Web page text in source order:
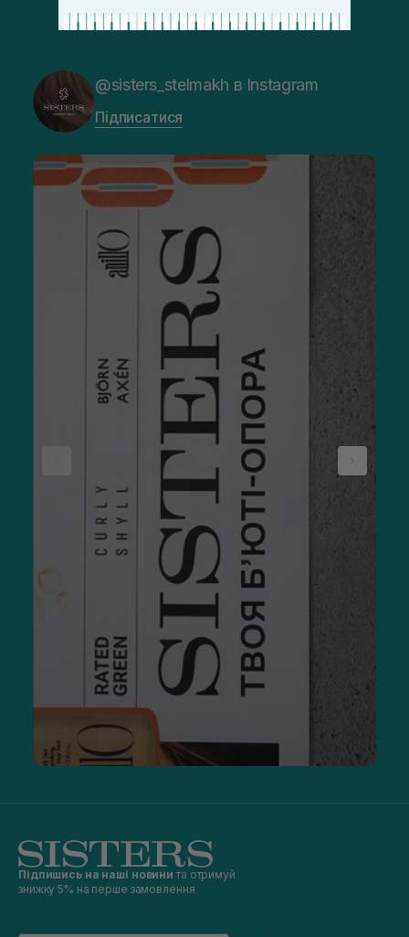
@sisters_stelmakh в Instagram
Підписатися
Підпишись на наші новини та отримуй
знижку 5% на перше замовлення